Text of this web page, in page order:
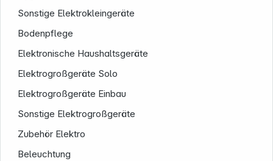
Sonstige Elektrokleingeräte
Bodenpflege
Elektronische Haushaltsgeräte
Elektrogroßgeräte Solo
Elektrogroßgeräte Einbau
Sonstige Elektrogroßgeräte
Zubehör Elektro
Beleuchtung
Informationen